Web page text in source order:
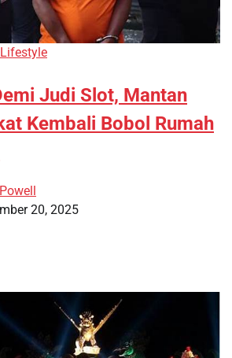
Judi Slot, Mantan
Kembali Bobol Rumah
20, 2025